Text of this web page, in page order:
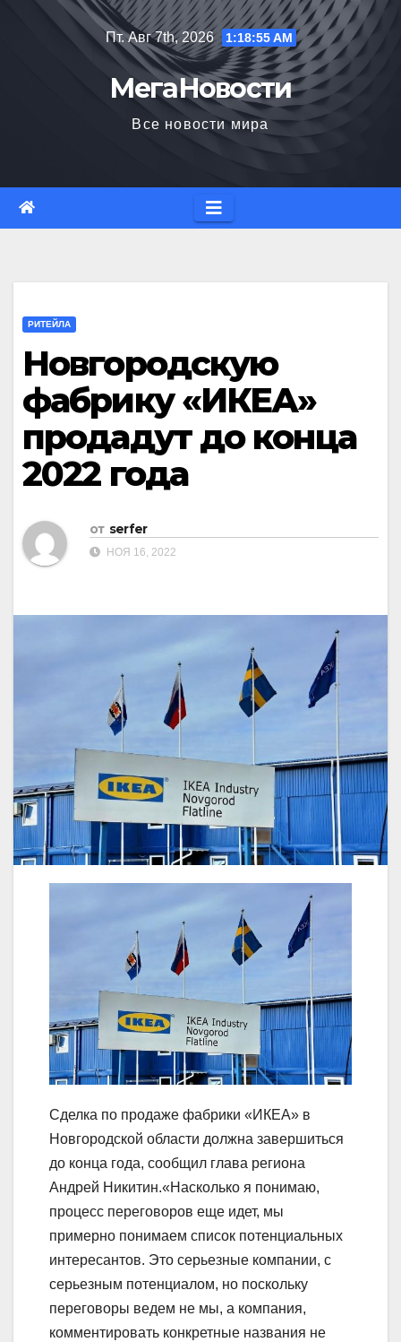
Пт. Авг 7th, 2026 1:18:56 AM
МегаНовости
Все новости мира
РИТЕЙЛА
Новгородскую
фабрику «ИКЕА»
продадут до конца
2022 года
от serfer
НОЯ 16, 2022
Сделка по продаже фабрики «ИКЕА» в
Новгородской области должна завершиться
до конца года, сообщил глава региона
Андрей Никитин.«Насколько я понимаю,
процесс переговоров еще идет, мы
примерно понимаем список потенциальных
интересантов. Это серьезные компании, с
серьезным потенциалом, но поскольку
переговоры ведем не мы, а компания,
комментировать конкретные названия не